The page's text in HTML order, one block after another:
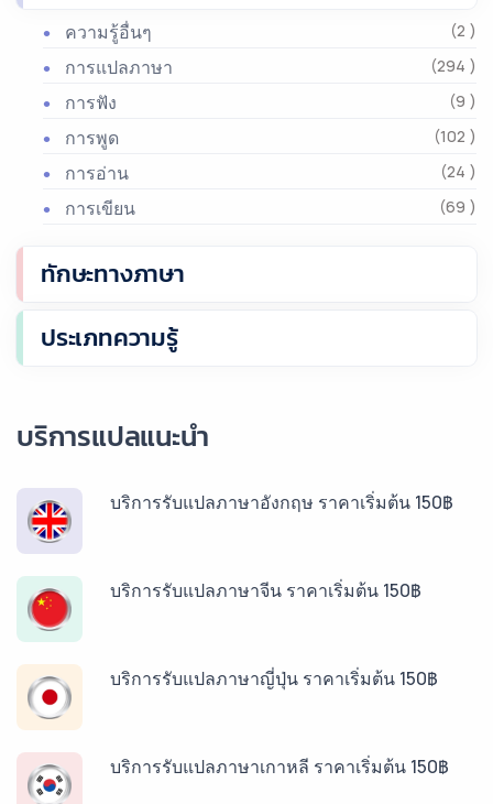
ความรู้อื่นๆ (2 )
การแปลภาษา (294 )
การฟัง (9 )
การพูด (102 )
การอ่าน (24 )
การเขียน (69 )
ทักษะทางภาษา
ประเภทความรู้
บริการแปลแนะนำ
บริการรับแปลภาษาอังกฤษ ราคาเริ่มต้น 150฿
บริการรับแปลภาษาจีน ราคาเริ่มต้น 150฿
บริการรับแปลภาษาญี่ปุ่น ราคาเริ่มต้น 150฿
บริการรับแปลภาษาเกาหลี ราคาเริ่มต้น 150฿